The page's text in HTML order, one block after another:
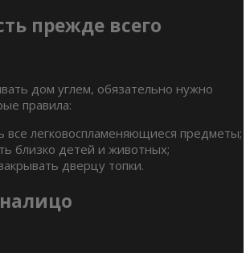
прежде всего
дом углем, обязательно нужно
правила:
все легковоспламеняющиеся предметы;
близко детей и животных;
дверцу топки.